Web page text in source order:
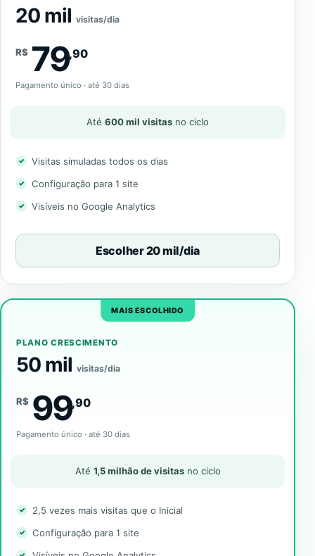
20 milvisitas/dia
R$ 79,90
Pagamento único · até 30 dias
Até 600 mil visitas no ciclo
Visitas simuladas todos os dias
Configuração para 1 site
Visíveis no Google Analytics
Escolher 20 mil/dia
MAIS ESCOLHIDO
PLANO CRESCIMENTO
50 milvisitas/dia
R$ 99,90
Pagamento único · até 30 dias
Até 1,5 milhão de visitasno ciclo
2,5 vezes mais visitas que o Inicial
Configuração para 1 site